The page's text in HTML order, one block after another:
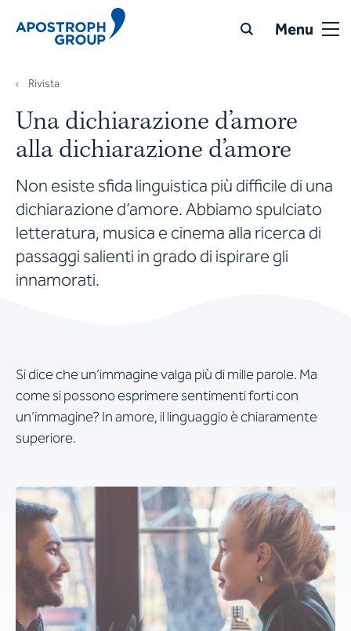
Menu
Rivista
Una dichiarazione d’amore
alla dichiarazione d’amore
Non esiste sfida linguistica più difficile di una
dichiarazione d’amore. Abbiamo spulciato
letteratura, musica e cinema alla ricerca di
passaggi salienti in grado di ispirare gli
innamorati.
Si dice che un’immagine valga più di mille parole. Ma
come si possono esprimere sentimenti forti con
un’immagine? In amore, il linguaggio è chiaramente
superiore.